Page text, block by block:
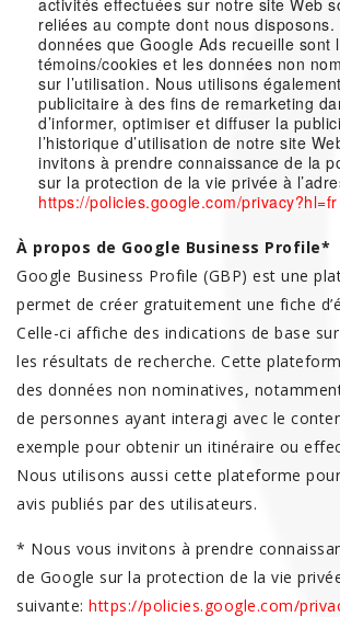
activités effectuées sur notre site Web
reliées au compte dont nous disposons.
données que Google Ads recueille sont
témoins/cookies et les données non
sur l’utilisation. Nous utilisons
publicitaire à des fins de remarketing
d’informer, optimiser et diffuser la
l’historique d’utilisation de notre site
invitons à prendre connaissance de la
sur la protection de la vie privée à
https://policies.google.com/privacy?hl=fr
À propos de Google Business Profile*
Google Business Profile (GBP) est une
permet de créer gratuitement une fiche
Celle-ci affiche des indications de base
les résultats de recherche. Cette
des données non nominatives,
de personnes ayant interagi avec le
exemple pour obtenir un itinéraire ou
Nous utilisons aussi cette plateforme
avis publiés par des utilisateurs.
* Nous vous invitons à prendre
de Google sur la protection de la vie
suivante: https://policies.google.com/